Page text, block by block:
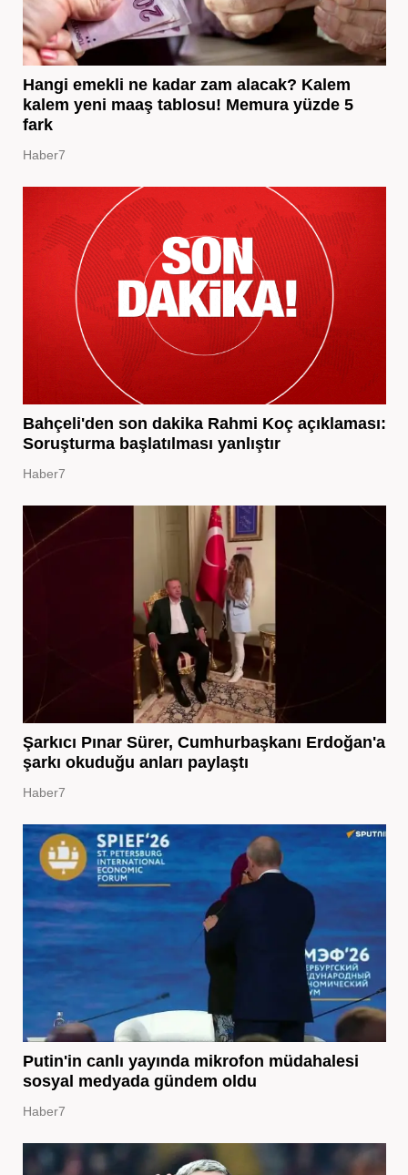
Hangi emekli ne kadar zam alacak? Kalem
kalem yeni maaş tablosu! Memura yüzde 5
fark
Haber7
Bahçeli'den son dakika Rahmi Koç açıklaması:
Soruşturma başlatılması yanlıştır
Haber7
Şarkıcı Pınar Sürer, Cumhurbaşkanı Erdoğan'a
şarkı okuduğu anları paylaştı
Haber7
Putin'in canlı yayında mikrofon müdahalesi
sosyal medyada gündem oldu
Haber7